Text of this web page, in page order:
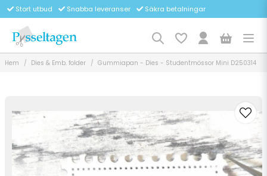
Stort utbud Snabba leveranser Säkra betalningar
Hem Dies & Emb. folder Gummiapan - Dies - Studentmössor Mini D250314